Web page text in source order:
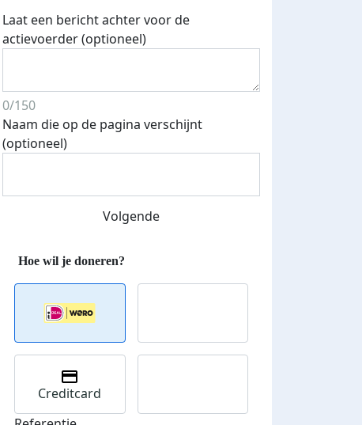
Laat een bericht achter voor de
actievoerder (optioneel)
0/150
Naam die op de pagina verschijnt
(optioneel)
Volgende
Creditcard